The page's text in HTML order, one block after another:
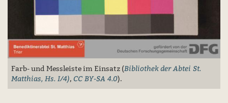
Farb- und Messleiste im Einsatz (Bibliothek der Abtei St.
Matthias, Hs. I/4), CC BY-SA 4.0).